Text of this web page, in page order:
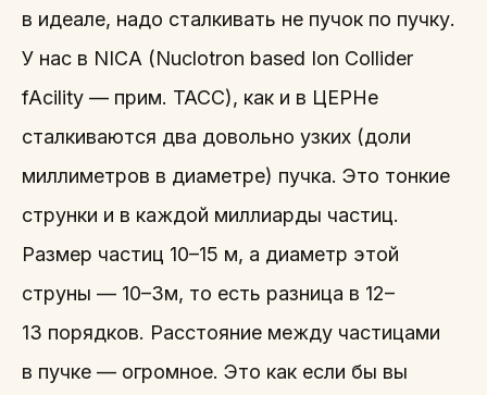
в идеале, надо сталкивать не пучок по пучку.
У нас в NICA (Nuclotron based Ion Collider
fAcility — прим. ТАСС), как и в ЦЕРНе
сталкиваются два довольно узких (доли
миллиметров в диаметре) пучка. Это тонкие
струнки и в каждой миллиарды частиц.
Размер частиц 10–15 м, а диаметр этой
струны — 10–3м, то есть разница в 12–
13 порядков. Расстояние между частицами
в пучке — огромное. Это как если бы вы